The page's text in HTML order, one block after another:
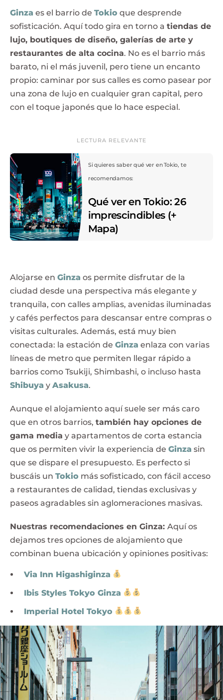
Ginza es el barrio de Tokio que desprende
sofisticación. Aquí todo gira en torno a tiendas de
lujo, boutiques de diseño, galerías de arte y
restaurantes de alta cocina. No es el barrio más
barato, ni el más juvenil, pero tiene un encanto
propio: caminar por sus calles es como pasear por
una zona de lujo en cualquier gran capital, pero
con el toque japonés que lo hace especial.
LECTURA RELEVANTE
Si quieres saber qué ver en Tokio, te
recomendamos:
Qué ver en Tokio: 26
imprescindibles (+
Mapa)
Alojarse en Ginza os permite disfrutar de la
ciudad desde una perspectiva más elegante y
tranquila, con calles amplias, avenidas iluminadas
y cafés perfectos para descansar entre compras o
visitas culturales. Además, está muy bien
conectada: la estación de Ginza enlaza con varias
líneas de metro que permiten llegar rápido a
barrios como Tsukiji, Shimbashi, o incluso hasta
Shibuya y Asakusa.
Aunque el alojamiento aquí suele ser más caro
que en otros barrios, también hay opciones de
gama media y apartamentos de corta estancia
que os permiten vivir la experiencia de Ginza sin
que se dispare el presupuesto. Es perfecto si
buscáis un Tokio más sofisticado, con fácil acceso
a restaurantes de calidad, tiendas exclusivas y
paseos agradables sin aglomeraciones masivas.
Nuestras recomendaciones en Ginza: Aquí os
dejamos tres opciones de alojamiento que
combinan buena ubicación y opiniones positivas:
Via Inn Higashiginza
Ibis Styles Tokyo Ginza
Imperial Hotel Tokyo